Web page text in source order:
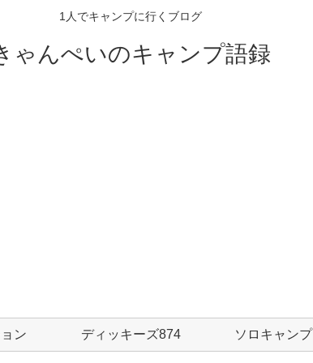
1人でキャンプに行くブログ
ゃんぺいのキャンプ語録
ン ディッキーズ874 ソロキャンプ